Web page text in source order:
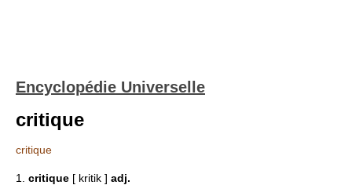
Encyclopédie Universelle
critique
critique
1. critique [ kritik ] adj.